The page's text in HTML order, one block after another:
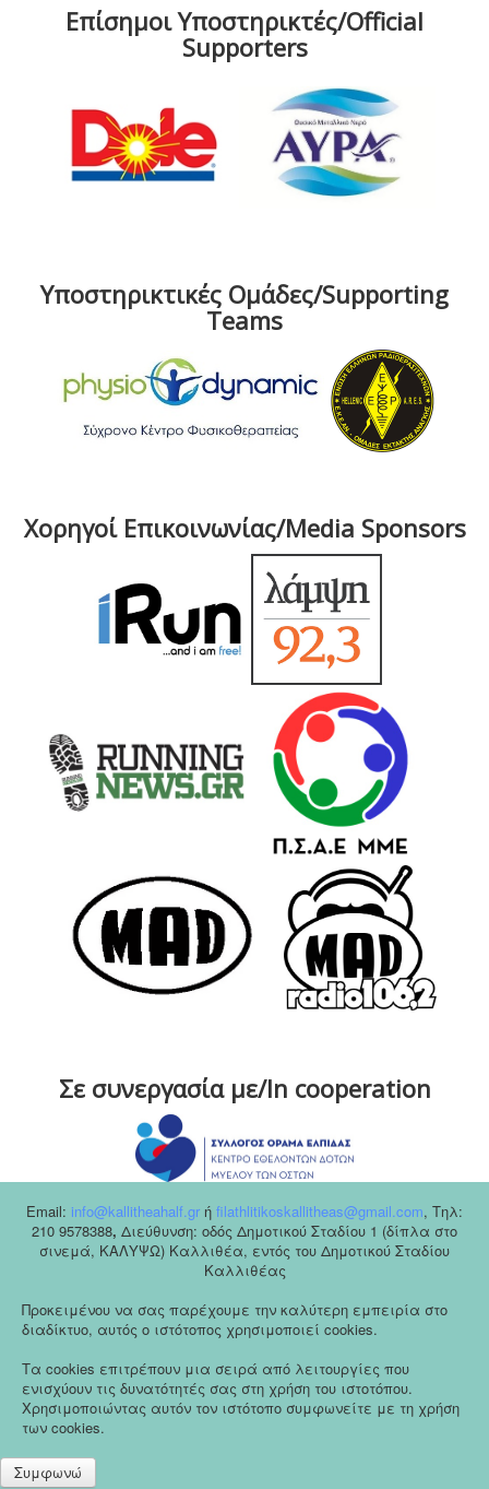
Επίσημοι Υποστηρικτές/Official
Supporters
Υποστηρικτικές Ομάδες/Supporting
Teams
Χορηγοί Επικοινωνίας/Media Sponsors
Σε συνεργασία με/In cooperation
Email: info@kallitheahalf.gr ή filathlitikoskallitheas@gmail.com, Tηλ:
210 9578388, Διεύθυνση: οδός Δημοτικού Σταδίου 1 (δίπλα στο
σινεμά, ΚΑΛΥΨΩ) Καλλιθέα, εντός του Δημοτικού Σταδίου
Καλλιθέας
Προκειμένου να σας παρέχουμε την καλύτερη εμπειρία στο
διαδίκτυο, αυτός ο ιστότοπος χρησιμοποιεί cookies.
Τα cookies επιτρέπουν μια σειρά από λειτουργίες που
ενισχύουν τις δυνατότητές σας στη χρήση του ιστοτόπου.
Χρησιμοποιώντας αυτόν τον ιστότοπο συμφωνείτε με τη χρήση
των cookies.
Συμφωνώ